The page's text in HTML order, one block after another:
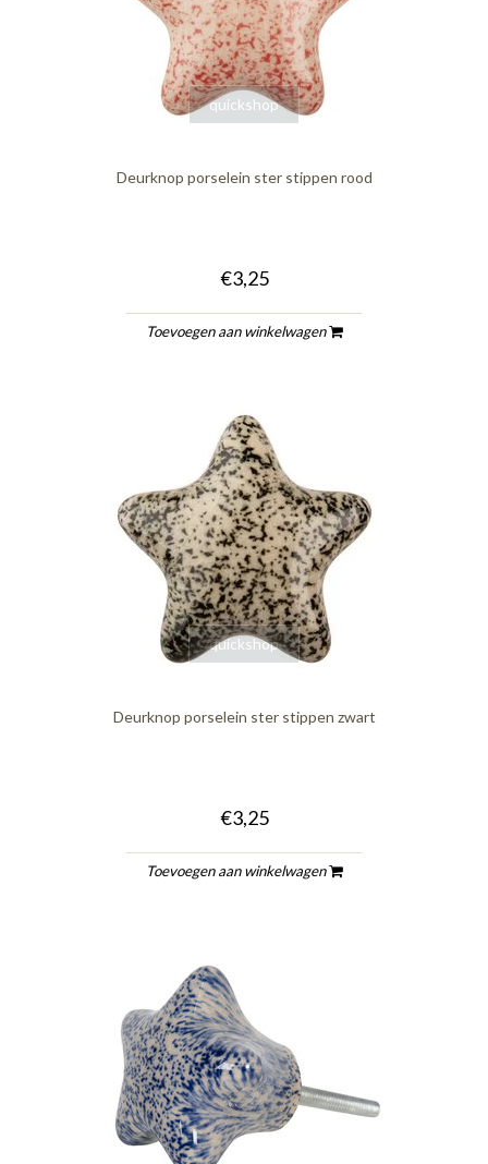
quickshop
Deurknop porselein ster stippen rood
€3,25
Toevoegen aan winkelwagen
quickshop
Deurknop porselein ster stippen zwart
€3,25
Toevoegen aan winkelwagen